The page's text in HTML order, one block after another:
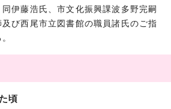
伊藤浩氏、市文化振興課波多野完嗣
び西尾市立図書館の職員諸氏のご指
頃